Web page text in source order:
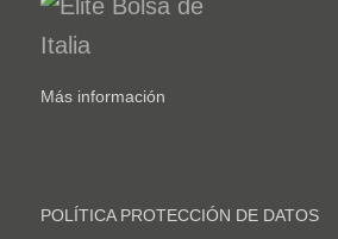
Más información
POLÍTICA PROTECCIÓN DE DATOS